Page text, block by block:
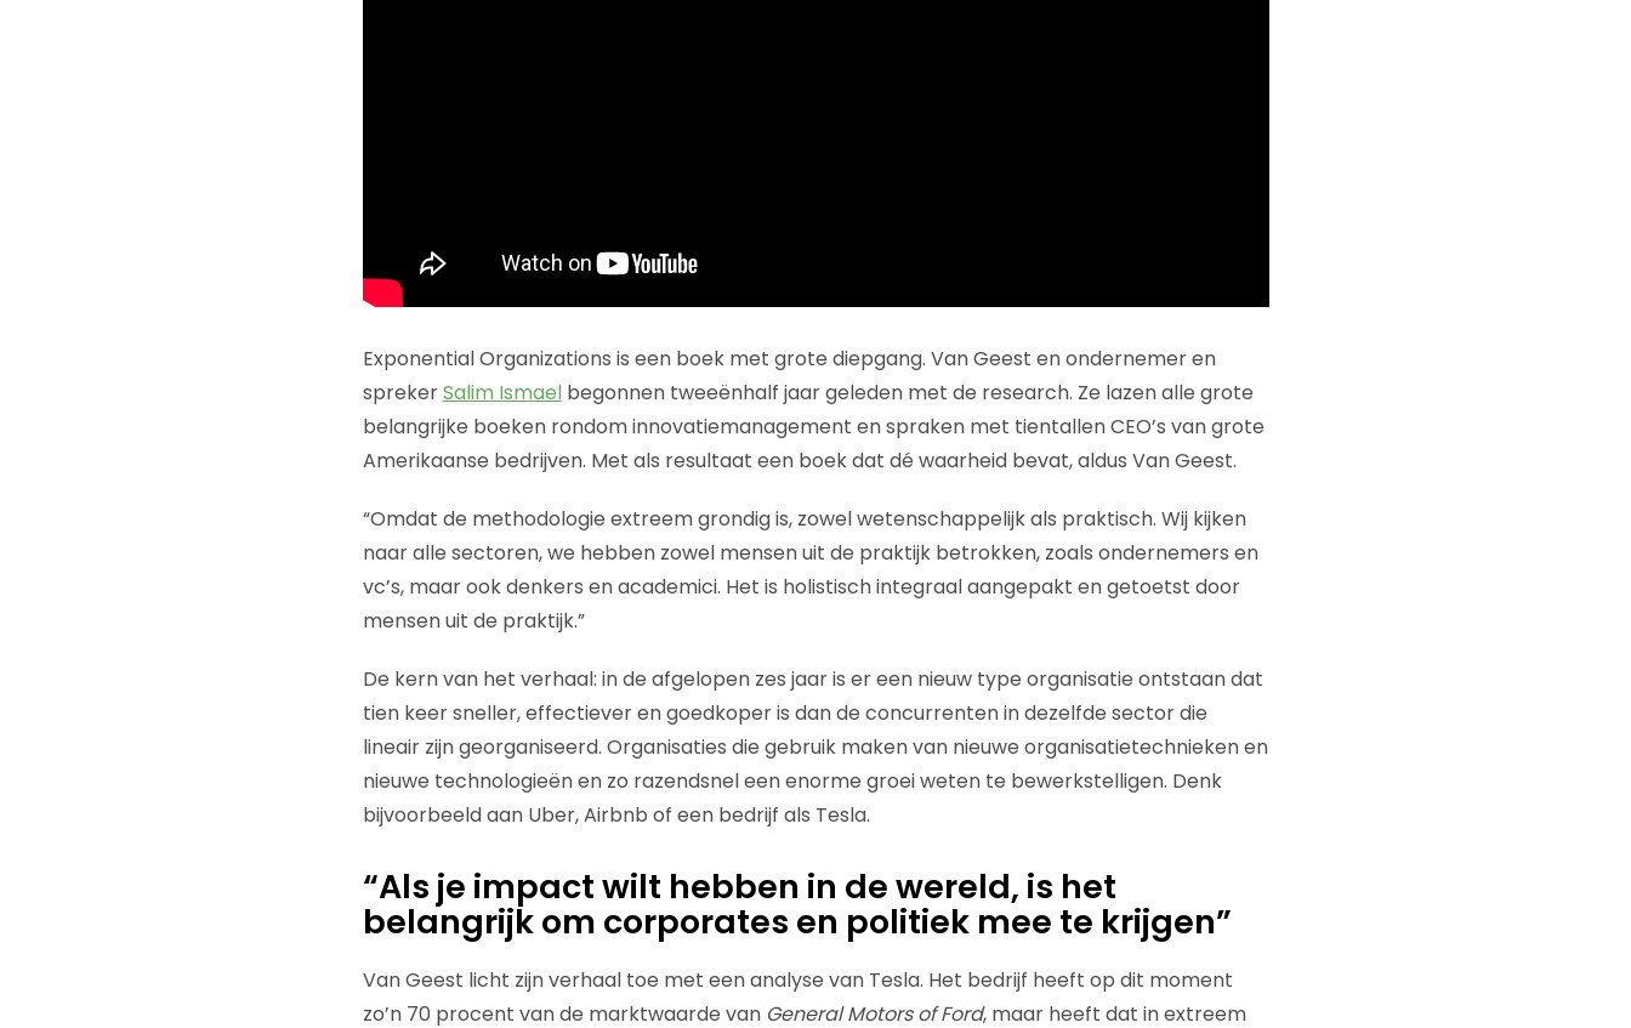
Exponential Organizations is een boek met grote diepgang. Van Geest en ondernemer en
sprekerSalim Ismaelbegonnen tweeënhalf jaar geleden met de research. Ze lazen alle grote
belangrijke boeken rondom innovatiemanagement en spraken met tientallen CEO’s van grote
Amerikaanse bedrijven. Met als resultaat een boek dat dé waarheid bevat, aldus Van Geest.
“Omdat de methodologie extreem grondig is, zowel wetenschappelijk als praktisch. Wij kijken
naar alle sectoren, we hebben zowel mensen uit de praktijk betrokken, zoals ondernemers en
vc’s, maar ook denkers en academici. Het is holistisch integraal aangepakt en getoetst door
mensen uit de praktijk.”
De kern van het verhaal: in de afgelopen zes jaar is er een nieuw type organisatie ontstaan dat
tien keer sneller, effectiever en goedkoper is dan de concurrenten in dezelfde sector die
lineair zijn georganiseerd. Organisaties die gebruik maken van nieuwe organisatietechnieken en
nieuwe technologieën en zo razendsnel een enorme groei weten te bewerkstelligen. Denk
bijvoorbeeld aan Uber, Airbnb of een bedrijf als Tesla.
“Als je impact wilt hebben in de wereld, is het
belangrijk om corporates en politiek mee te krijgen”
Van Geest licht zijn verhaal toe met een analyse van Tesla. Het bedrijf heeft op dit moment
zo’n 70 procent van de marktwaarde van General Motors of Ford, maar heeft dat in extreem